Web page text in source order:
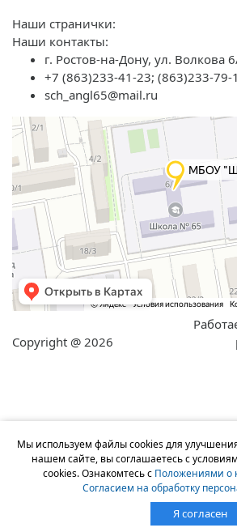
Наши странички:
Наши контакты:
г. Ростов-на-Дону, ул. Волкова
+7 (863)233-41-23; (863)233-79-
sch_angl65@mail.ru
Copyright @ 2026
Мы используем файлы cookies для
нашем сайте, вы соглашаетесь с
cookies. Ознакомтесь с Положениями о
Согласием на обработку
Я согласен